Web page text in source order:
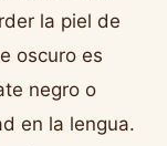
la piel de
oscuro es
negro o
en la lengua.